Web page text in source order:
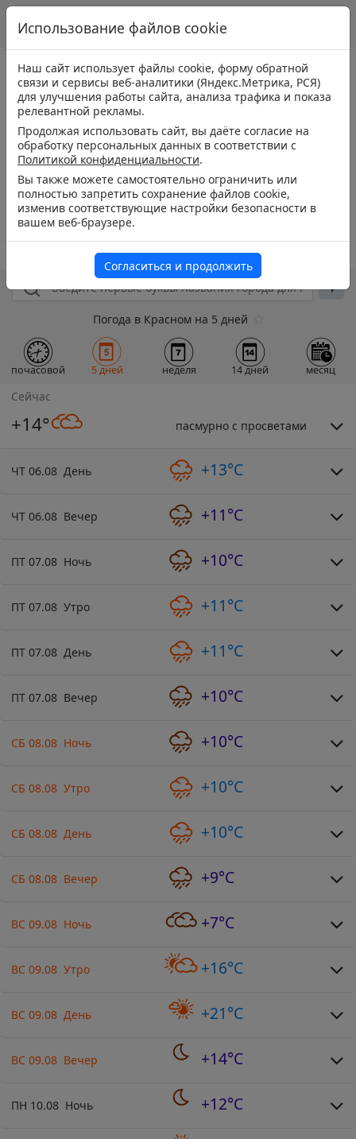
Погода в Красном на 5 дней
почасовой 5 дней неделя 14 дней месяц
Сейчас
+14° пасмурно с просветами
ЧТ 06.08 День +13°C
ЧТ 06.08 Вечер +11°C
ПТ 07.08 Ночь +10°C
ПТ 07.08 Утро +11°C
ПТ 07.08 День +11°C
ПТ 07.08 Вечер +10°C
СБ 08.08 Ночь +10°C
СБ 08.08 Утро +10°C
СБ 08.08 День +10°C
СБ 08.08 Вечер +9°C
ВС 09.08 Ночь +7°C
ВС 09.08 Утро +16°C
ВС 09.08 День +21°C
ВС 09.08 Вечер +14°C
ПН 10.08 Ночь +12°C
Использование файлов cookie
Наш сайт использует файлы cookie, форму обратной
связи и сервисы веб-аналитики (Яндекс.Метрика, РСЯ)
для улучшения работы сайта, анализа трафика и показа
релевантной рекламы.
Продолжая использовать сайт, вы даёте согласие на
обработку персональных данных в соответствии с
Политикой конфиденциальности.
Вы также можете самостоятельно ограничить или
полностью запретить сохранение файлов cookie,
изменив соответствующие настройки безопасности в
вашем веб-браузере.
Согласиться и продолжить